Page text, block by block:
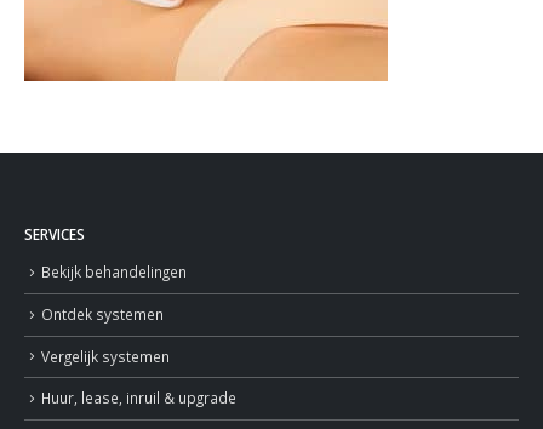
SERVICES
Bekijk behandelingen
Ontdek systemen
Vergelijk systemen
Huur, lease, inruil & upgrade